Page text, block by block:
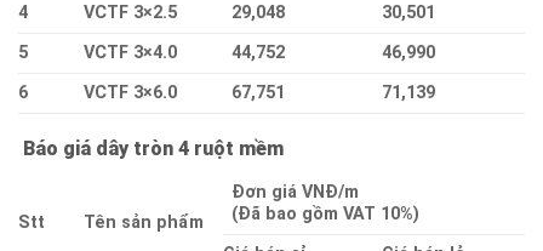
4
VCTF 3×2.5 29,048
30,501
5
VCTF 3×4.0 44,752
46,990
6
VCTF 3×6.0 67,751 71,139
Báo giá dây tròn 4 ruột mềm
Stt Tên sản phẩm
Đơn giá VNĐ/m
(Đã bao gồm VAT 10%)